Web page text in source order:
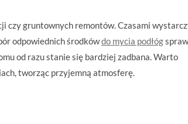
czy gruntownych remontów. Czasami
odpowiednich środkówdo mycia podłóg
od razu stanie się bardziej zadbana. Warto
tworząc przyjemną atmosferę.